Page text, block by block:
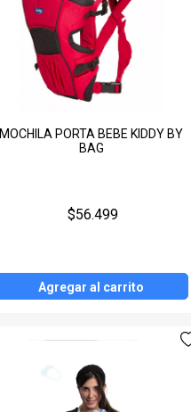
MOCHILA PORTA BEBE KIDDY BY
BAG
$56.499
Agregar al carrito